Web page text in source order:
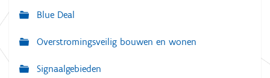
g
t
Blue Deal
Overstromingsveilig bouwen en wonen
Signaalgebieden